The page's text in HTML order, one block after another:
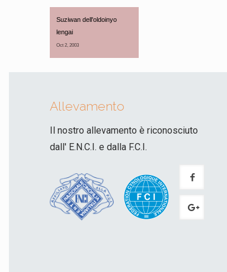
Suziwan dell'oldoinyo
lengai
Oct 2, 2003
Allevamento
Il nostro allevamento è riconosciuto
dall' E.N.C.I. e dalla F.C.I.